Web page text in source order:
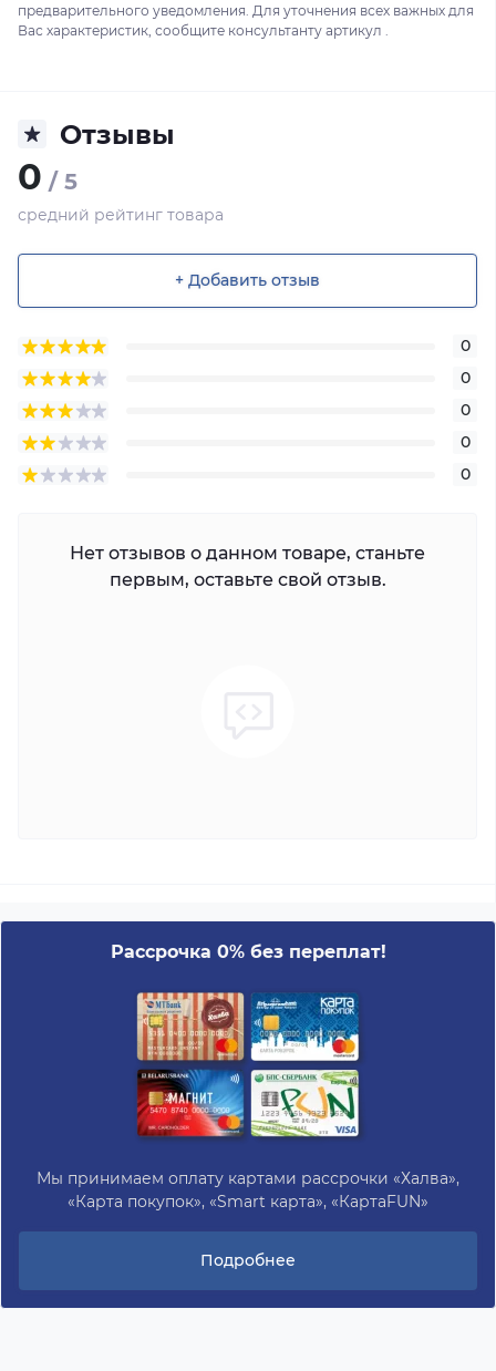
предварительного уведомления. Для уточнения всех важных для
Вас характеристик, сообщите консультанту артикул .
Отзывы
0 / 5
средний рейтинг товара
+ Добавить отзыв
0
0
0
0
0
Нет отзывов о данном товаре, станьте
первым, оставьте свой отзыв.
Рассрочка 0% без переплат!
Мы принимаем оплату картами рассрочки «Халва»,
«Карта покупок», «Smart карта», «КартаFUN»
Подробнее